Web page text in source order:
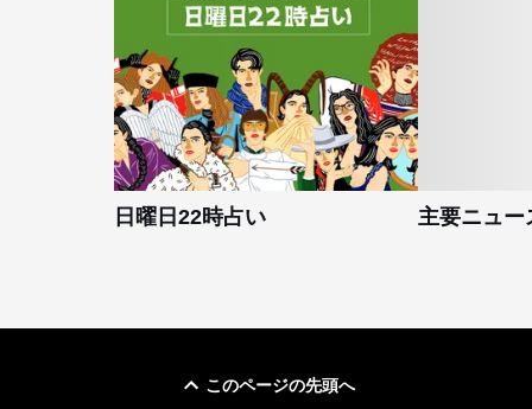
日曜日22時占い 主要ニュー
このページの先頭へ